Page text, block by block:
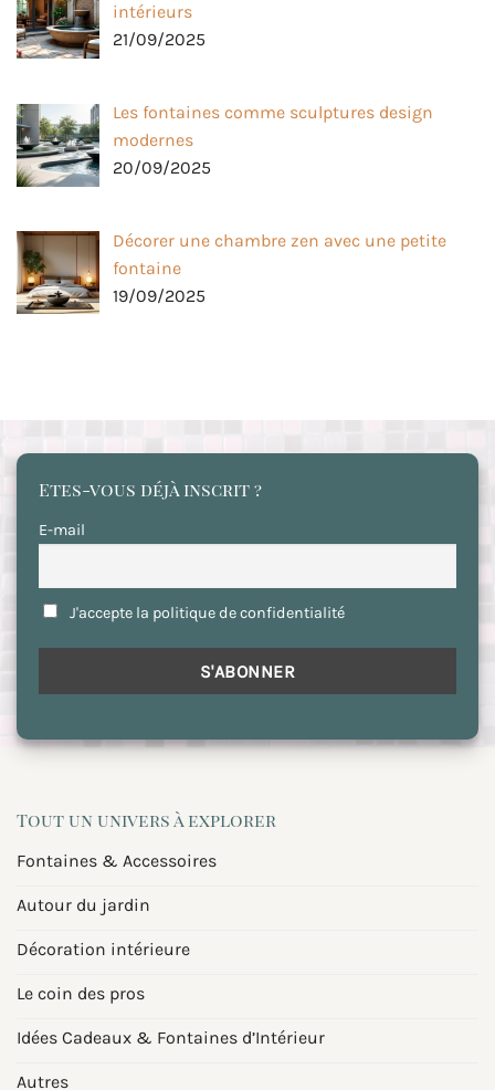
intérieurs
21/09/2025
Les fontaines comme sculptures design
modernes
20/09/2025
Décorer une chambre zen avec une petite
fontaine
19/09/2025
Etes-vous déjà inscrit ?
E-mail
J'accepte la politique de confidentialité
Tout un univers à explorer
Fontaines & Accessoires
Autour du jardin
Décoration intérieure
Le coin des pros
Idées Cadeaux & Fontaines d’Intérieur
Autres